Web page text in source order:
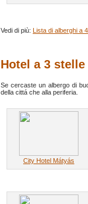
Vedi di più: Lista di alberghi a
Hotel a 3
Se cercaste un albergo di
della cittá che alla periferia.
City Hotel Mátyás